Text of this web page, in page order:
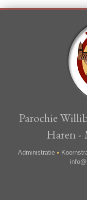
Parochie
Haren -
Administratie •